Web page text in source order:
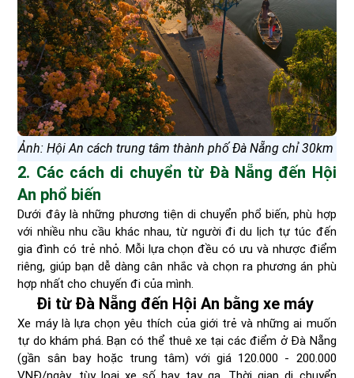
Ảnh: Hội An cách trung tâm thành phố Đà Nẵng chỉ 30km
2. Các cách di chuyển từ Đà Nẵng đến Hội
An phổ biến
Dưới đây là những phương tiện di chuyển phổ biến, phù hợp
với nhiều nhu cầu khác nhau, từ người đi du lịch tự túc đến
gia đình có trẻ nhỏ. Mỗi lựa chọn đều có ưu và nhược điểm
riêng, giúp bạn dễ dàng cân nhắc và chọn ra phương án phù
hợp nhất cho chuyến đi của mình.
Đi từ Đà Nẵng đến Hội An bằng xe máy
Xe máy là lựa chọn yêu thích của giới trẻ và những ai muốn
tự do khám phá. Bạn có thể thuê xe tại các điểm ở Đà Nẵng
(gần sân bay hoặc trung tâm) với giá 120.000 - 200.000